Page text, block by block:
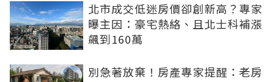
北市成交低迷房價卻創新高？專家
曝主因：豪宅熱絡、且北士科補漲
飆到160萬
別急著放棄！房產專家提醒：老房